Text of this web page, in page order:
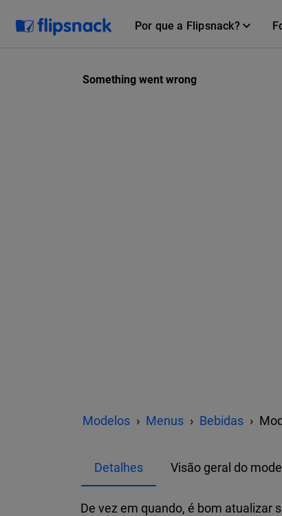
Por que a Flipsnack?
Modelos Menus Bebidas
Detalhes Visão geral do
De vez em quando, é bom atualizar